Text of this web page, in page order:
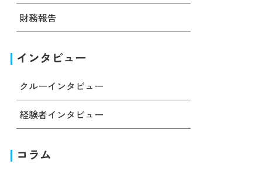
財務報告
インタビュー
クルーインタビュー
経験者インタビュー
コラム